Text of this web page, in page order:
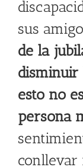
sus
de la
disminuir
esto no
persona
conllevar